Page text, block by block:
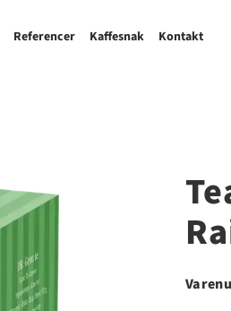
Referencer Kaffesnak Kontakt